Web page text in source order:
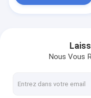
Nous Vous